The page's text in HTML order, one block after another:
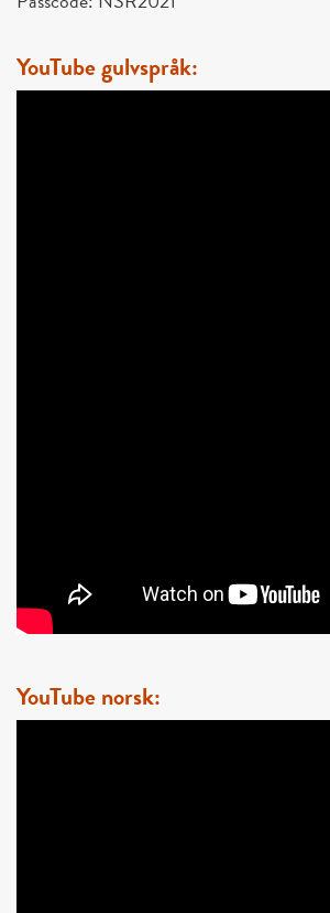
YouTube gulvspråk:
YouTube norsk: